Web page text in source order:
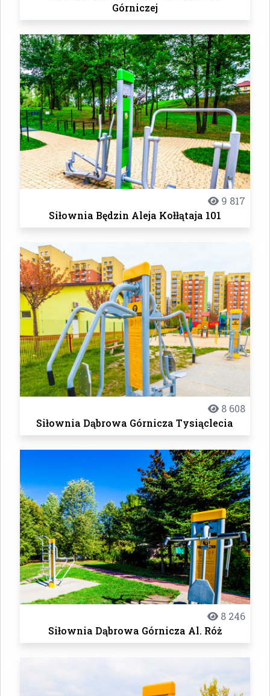
Górniczej
9 817
Siłownia Będzin Aleja Kołłątaja 101
8 608
Siłownia Dąbrowa Górnicza Tysiąclecia
8 246
Siłownia Dąbrowa Górnicza Al. Róż